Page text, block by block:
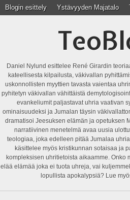
Blogin esittely Ystävyyden Majatalo
Daniel Nylund esittelee René Girardin
kateellisesta kilpailusta, väkivallan
uskonnollisten myyttien tavasta vaientaa
pyhitetyn väkivallan vähittäistä
evankeliumit paljastavat uhria vaativan
ominaisuudeksi ja Jumalan täysin
dramatisoi Jeesuksen elämän ja opetuksen
narratiivinen menetelmä avaa uusia
teologiaa, joka edelleen pitää Jumalaa
käsittelee myös kristikunnan sotaisaa ja
kompleksisen uhritietoista aikaamme.
elää elämää joka ei tuota uhreja, vai
lopullista apokalypsiä? Lue